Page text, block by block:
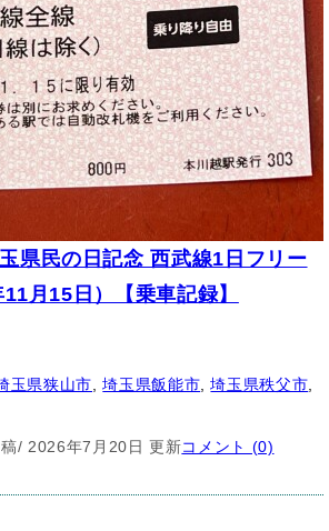
県民の日記念 西武線1日フリー
月15日）【乗車記録】
玉県狭山市 , 埼玉県飯能市 , 埼玉県秩父市
/ 2026年7月20日 更新コメント (0)